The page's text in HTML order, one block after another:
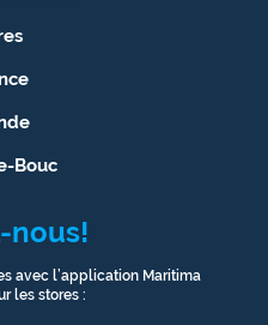
Bouc
nous!
avec l’application Maritima
les stores :